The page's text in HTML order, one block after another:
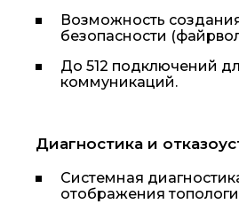
Возможность
безопасности
До 512 подключений
коммуникаций.
Диагностика и
Системная
отображения